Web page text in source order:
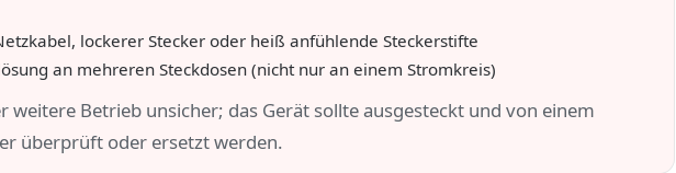
lockerer Stecker oder heiß anfühlende Steckerstifte
an mehreren Steckdosen (nicht nur an einem Stromkreis)
weitere Betrieb unsicher; das Gerät sollte ausgesteckt und von einem
überprüft oder ersetzt werden.